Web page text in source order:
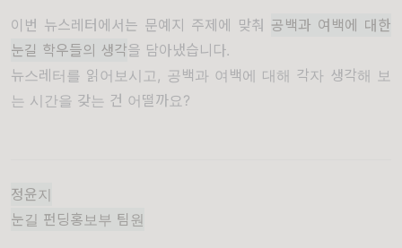
이번 뉴스레터에서는 문예지 주제에 맞춰 공백과 여백에 대한
눈길 학우들의 생각을 담아냈습니다.
뉴스레터를 읽어보시고, 공백과 여백에 대해 각자 생각해 보
는 시간을 갖는 건 어떨까요?
정윤지
눈길 펀딩홍보부 팀원